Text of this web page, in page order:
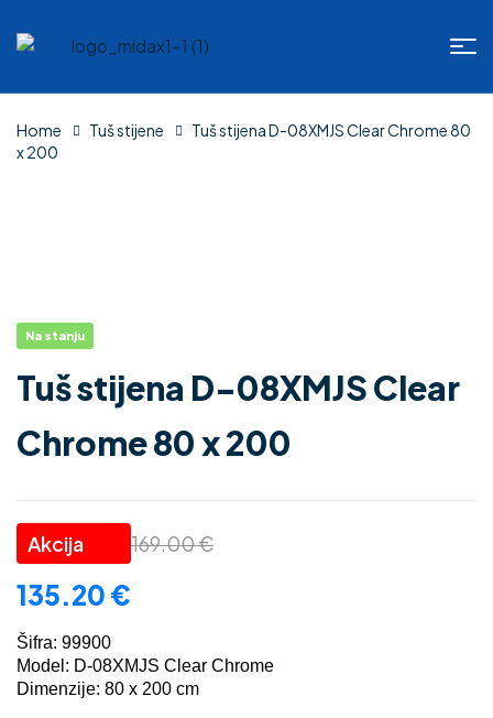
Home Tuš stijene
Tuš stijena D-08XMJS Clear Chrome 80
x 200
Na stanju
Tuš stijena D-08XMJS Clear
Chrome 80 x 200
169.00€
135.20 €
Šifra: 99900
Model: D-08XMJS Clear Chrome
Dimenzije: 80 x 200 cm